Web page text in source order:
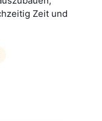
Zeit und